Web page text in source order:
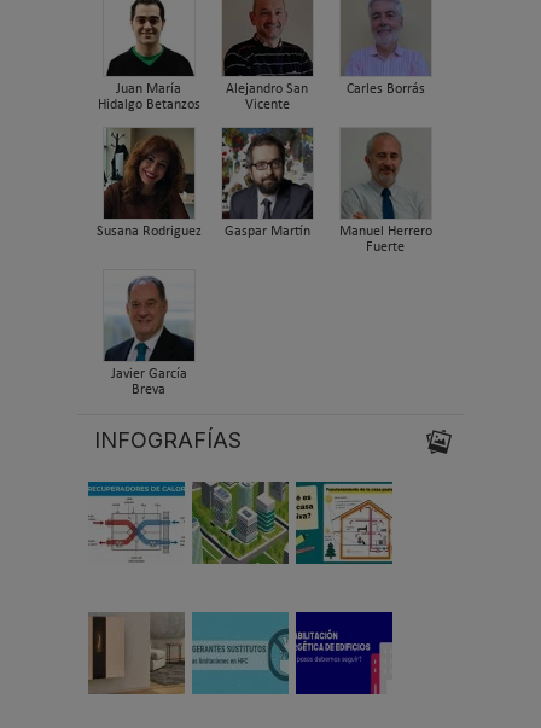
Juan María
Hidalgo Betanzos
Alejandro San
Vicente
Carles Borrás
Susana Rodriguez Gaspar Martín
Manuel Herrero
Fuerte
Javier García
Breva
INFOGRAFÍAS